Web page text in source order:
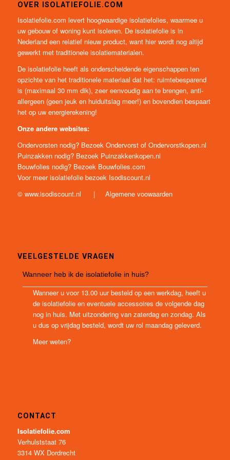
OVER ISOLATIEFOLIE.COM
Isolatiefolie.com levert hoogwaardige isolatiefolies, waarmee u
uw gebouw of woning kunt isoleren. De isolatiefolie is in
Nederland een relatief nieuw product, want hier wordt nog altijd
gewerkt met traditionele isolatiematerialen.
De isolatiefolie heeft als onderscheidende eigenschappen ten
opzichte van het traditionele materiaal dat het: ruimtebesparend
is (maximaal 30 mm dik), zeer eenvoudig aan te brengen, anti-
allergeen (geen jeuk en huiduitslag meer!) en bovendien bespaart
het op uw energierekening!
Onze andere websites:
Ondervorsten nodig? Bezoek Ondervorstof Ondervorstkopen.nl
Puinzakken nodig? Bezoek Puinzakkenkopen.nl
Bouwfolies nodig? Bezoek Bouwfolies.com
Voor meer isolatiefolie bezoek Isodiscount.nl
© www.isodiscount.nl | Algemene voowaarden
VEELGESTELDE VRAGEN
Wanneer heb ik de isolatiefolie in huis?
Wanneer u voor 13.00 uur besteld op een werkdag, heeft u
de isolatiefolie en eventuele accessoires de volgende dag
nog in huis. Met uitzondering van zaterdag en zondag. Als
u dus op vrijdag besteld, wordt uw rol maandag geleverd.
Meer weten?
CONTACT
Isolatiefolie.com
Verhulststaat 76
3314 WX Dordrecht